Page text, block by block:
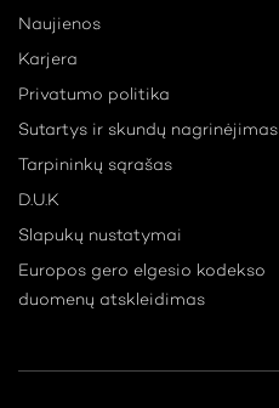
Naujienos
Karjera
Privatumo politika
Sutartys ir skundų nagrinėjimas
Tarpininkų sąrašas
D.U.K
Slapukų nustatymai
Europos gero elgesio kodekso
duomenų atskleidimas